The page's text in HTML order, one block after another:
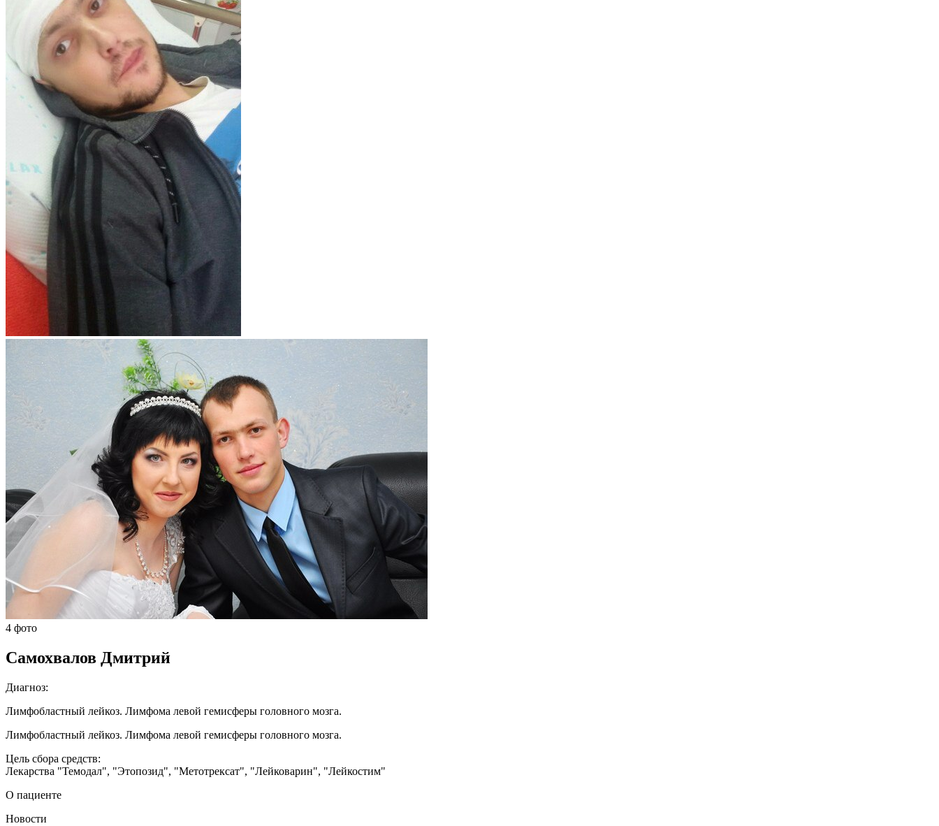
4 фото
Самохвалов Дмитрий
Диагноз:
Лимфобластный лейкоз. Лимфома левой гемисферы головного мозга.
Лимфобластный лейкоз. Лимфома левой гемисферы головного мозга.
Цель сбора средств:
Лекарства "Темодал", "Этопозид", "Метотрексат", "Лейковарин", "Лейкостим"
О пациенте
Новости